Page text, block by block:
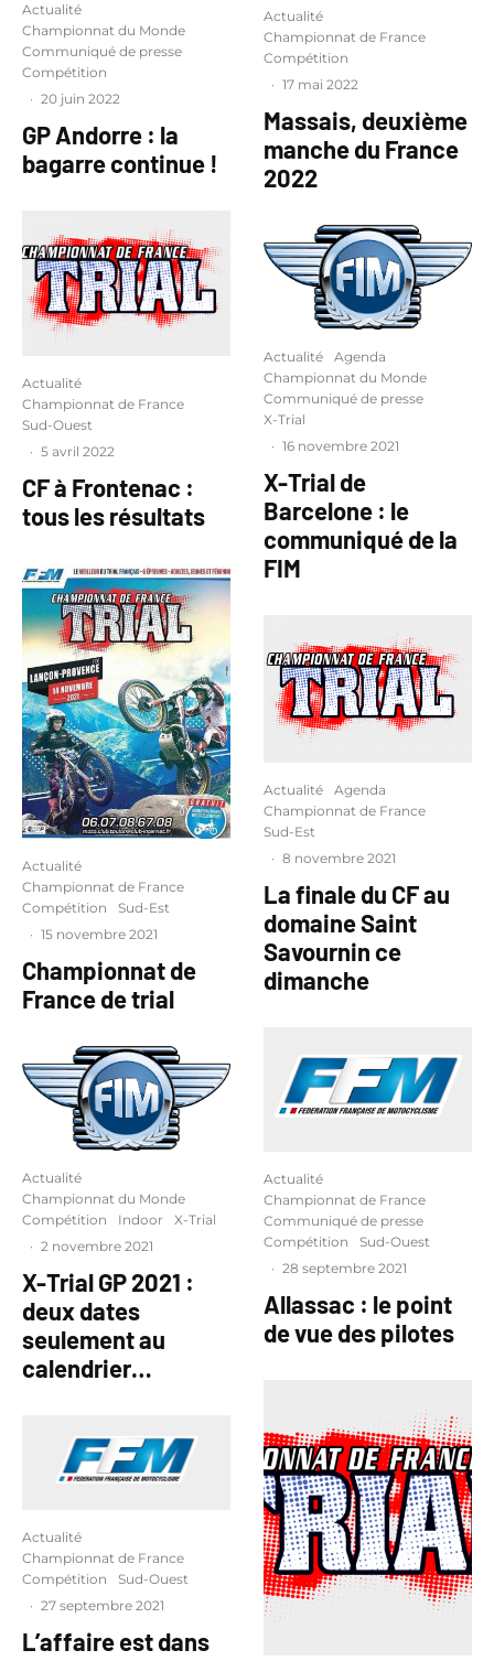
Actualité
Championnat du Monde
Communiqué de presse
Compétition
· 20 juin 2022
GP Andorre : la
bagarre continue !
Actualité
Championnat de France
Sud-Ouest
· 5 avril 2022
CF à Frontenac :
tous les résultats
Actualité
Championnat de France
Compétition
Sud-Est
· 15 novembre 2021
Championnat de
France de trial
Actualité
Championnat du Monde
Compétition
Indoor
X-Trial
· 2 novembre 2021
X-Trial GP 2021 :
deux dates
seulement au
calendrier…
Actualité
Championnat de France
Compétition
Sud-Ouest
· 27 septembre 2021
L’affaire est dans
Actualité
Championnat de France
Compétition
· 17 mai 2022
Massais, deuxième
manche du France
2022
Actualité
Agenda
Championnat du Monde
Communiqué de presse
X-Trial
· 16 novembre 2021
X-Trial de
Barcelone : le
communiqué de la
FIM
Actualité
Agenda
Championnat de France
Sud-Est
· 8 novembre 2021
La finale du CF au
domaine Saint
Savournin ce
dimanche
Actualité
Championnat de France
Communiqué de presse
Compétition
Sud-Ouest
· 28 septembre 2021
Allassac : le point
de vue des pilotes